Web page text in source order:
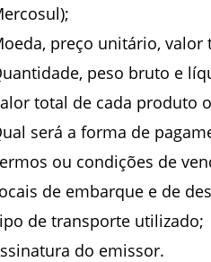
preço unitário, valor
peso bruto e
total de cada produto
será a forma de
ou condições de
de embarque e de
de transporte utilizado;
do emissor.